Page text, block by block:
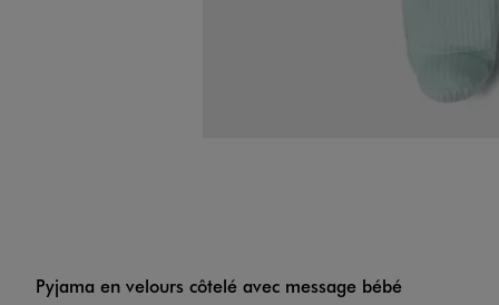
Pyjama en velours côtelé avec message bébé